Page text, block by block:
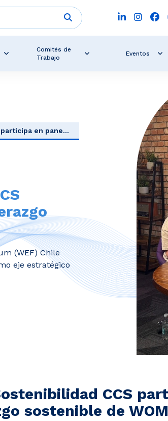
Comités de
Trabajo
Eventos
en pane...
(WEF) Chile
eje estratégico
CCS
sostenible de WOM